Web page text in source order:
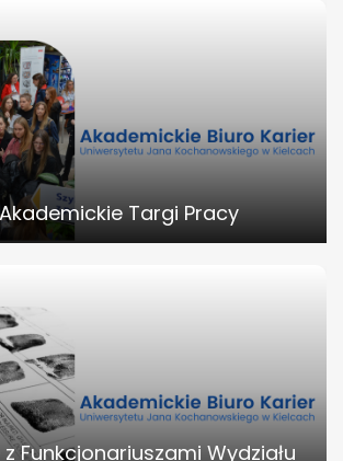
Targi Pracy
Funkcjonariuszami Wydziału